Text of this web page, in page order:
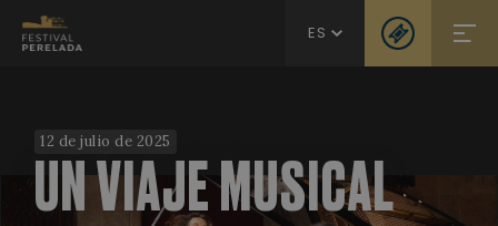
ES
12 de julio de 2025
UN VIAJE MUSICAL